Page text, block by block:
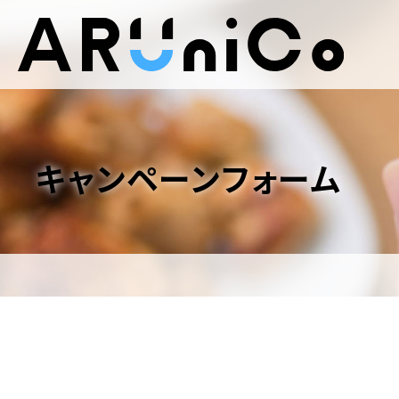
キャンペーンフォーム